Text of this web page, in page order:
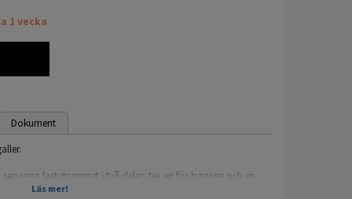
1 vecka
Dokument
lastutrymmet i två delar, tex en för bagage och en
både hunden och människorna från bagaget eller
Läs mer!